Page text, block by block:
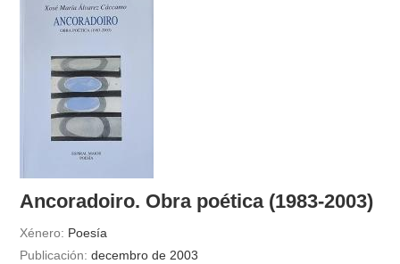
materiais didácticos
outros docs
Ancoradoiro. Obra poética (1983-2003)
Xénero: Poesía
Publicación: decembro de 2003